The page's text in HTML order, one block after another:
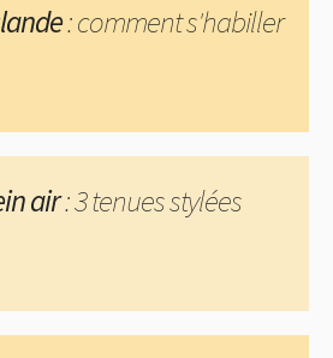
: comment s'habiller
air: 3 tenues stylées